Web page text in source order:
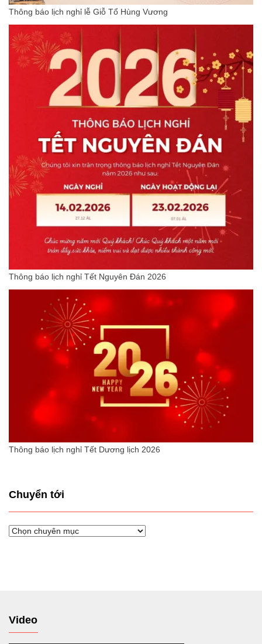
Thông báo lịch nghỉ lễ Giỗ Tổ Hùng Vương
Thông báo lịch nghỉ Tết Nguyên Đán 2026
Thông báo lịch nghỉ Tết Dương lịch 2026
Chuyển tới
Chuyển
Video